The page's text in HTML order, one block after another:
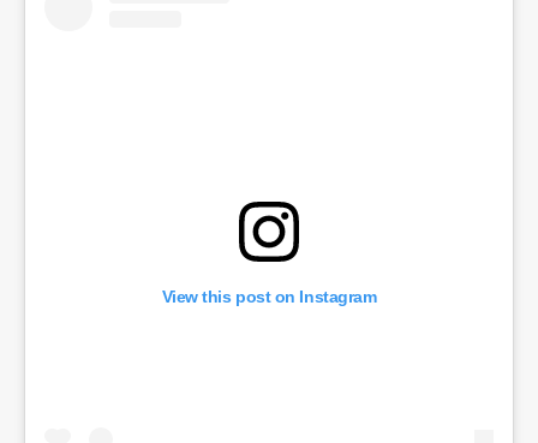
View this post on Instagram